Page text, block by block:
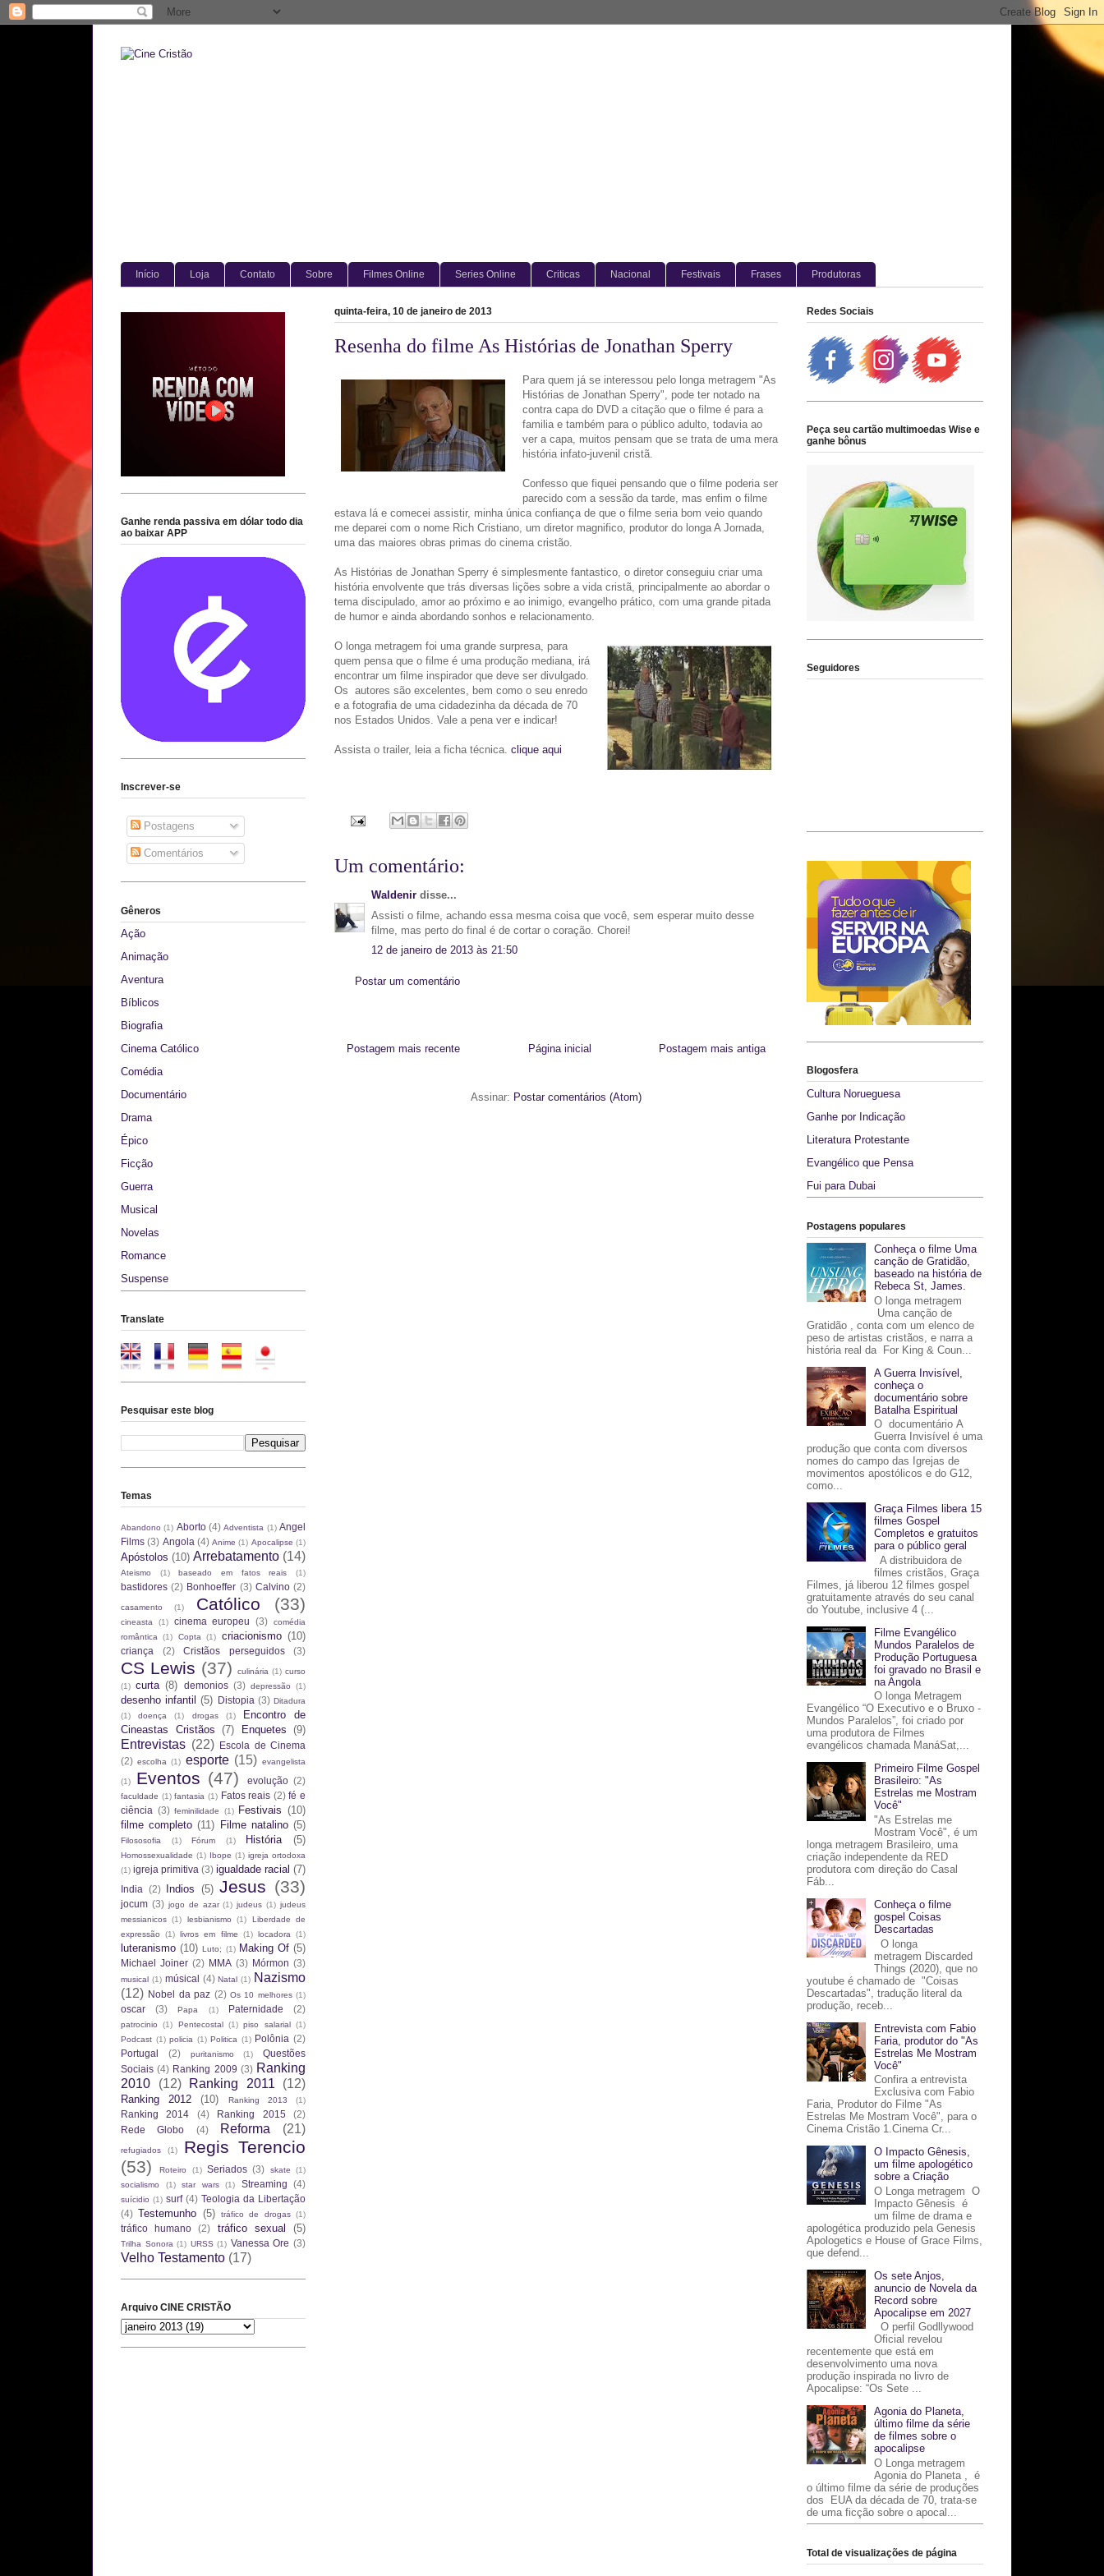
Início Loja Contato Sobre Filmes Online Series Online Criticas Nacional Festivais Frases Produtoras
quinta-feira, 10 de janeiro de 2013
Resenha do filme As Histórias de Jonathan Sperry
Para quem já se interessou pelo longa metragem "As
Histórias de Jonathan Sperry", pode ter notado na
contra capa do DVD a citação que o filme é para a
familia e também para o público adulto, todavia ao
ver a capa, muitos pensam que se trata de uma mera
história infato-juvenil cristã.
Confesso que fiquei pensando que o filme poderia ser
parecido com a sessão da tarde, mas enfim o filme
estava lá e comecei assistir, minha única confiança de que o filme seria bom veio quando
me deparei com o nome Rich Cristiano, um diretor magnifico, produtor do longa A Jornada,
uma das maiores obras primas do cinema cristão.
As Histórias de Jonathan Sperry é simplesmente fantastico, o diretor conseguiu criar uma
história envolvente que trás diversas lições sobre a vida cristã, principalmente ao abordar o
tema discipulado, amor ao próximo e ao inimigo, evangelho prático, com uma grande pitada
de humor e ainda abordando sonhos e relacionamento.
O longa metragem foi uma grande surpresa, para
quem pensa que o filme é uma produção mediana, irá
encontrar um filme inspirador que deve ser divulgado.
Os autores são excelentes, bem como o seu enredo
e a fotografia de uma cidadezinha da década de 70
nos Estados Unidos. Vale a pena ver e indicar!
Assista o trailer, leia a ficha técnica. clique aqui
Um comentário:
Waldenir disse...
Assisti o filme, achando essa mesma coisa que você, sem esperar muito desse
filme, mas perto do final é de cortar o coração. Chorei!
12 de janeiro de 2013 às 21:50
Postar um comentário
Postagem mais recente Postagem mais antiga
Página inicial
Assinar: Postar comentários (Atom)
Ganhe renda passiva em dólar todo dia
ao baixar APP
Inscrever-se
Postagens
Comentários
Gêneros
Ação
Animação
Aventura
Bíblicos
Biografia
Cinema Católico
Comédia
Documentário
Drama
Épico
Ficção
Guerra
Musical
Novelas
Romance
Suspense
Translate
Pesquisar este blog
Temas
Abandono (1) Aborto (4) Adventista (1) Angel
Films (3) Angola (4) Anime (1) Apocalipse (1)
Apóstolos (10) Arrebatamento (14)
Ateismo (1) baseado em fatos reais (1)
bastidores (2) Bonhoeffer (3) Calvino (2)
casamento (1) Católico (33)
cineasta (1) cinema europeu (3)
comédia
romântica (1) Copta (1) criacionismo (10)
criança (2) Cristãos perseguidos (3)
CS Lewis (37) culinária (1) curso
(1) curta (8) demonios (3) depressão (1)
desenho infantil (5) Distopia (3) Ditadura
(1)
doença (1) drogas (1)
Encontro de
Cineastas Cristãos (7) Enquetes (9)
Entrevistas (22)
Escola de Cinema
(2) escolha (1) esporte (15) evangelista
(1) Eventos (47) evolução (2)
faculdade (1) fantasia (1) Fatos reais (2) fé e
ciência (3) feminilidade (1) Festivais (10)
filme completo (11) Filme natalino (5)
Filososofia (1) Fórum (1) História (5)
Homossexualidade (1) Ibope (1) igreja ortodoxa
(1) igreja primitiva (3) igualdade racial (7)
India (2) Indios (5) Jesus (33)
jocum (3) jogo de azar (1) judeus (1) judeus
messianicos (1) lesbianismo (1)
Liberdade de
expressão
(1) livros em filme (1) locadora (1)
luteranismo (10) Luto; (1) Making Of (5)
Michael Joiner (2) MMA (3) Mórmon (3)
musical (1) músical (4) Natal (1) Nazismo
(12) Nobel da paz (2) Os 10 melhores (1)
oscar (3) Papa (1) Paternidade (2)
patrocinio (1) Pentecostal (1) piso salarial (1)
Podcast (1) policia (1) Politica (1) Polônia (2)
Portugal
(2) puritanismo (1)
Questões
Sociais (4) Ranking 2009 (3) Ranking
2010
(12) Ranking 2011 (12)
Ranking 2012 (10) Ranking 2013 (1)
Ranking 2014 (4) Ranking 2015
(2)
Rede Globo
(4) Reforma (21)
refugiados (1)
Regis Terencio
(53)
Roteiro (1) Seriados (3) skate
(1)
socialismo
(1) star wars (1) Streaming (4)
suícidio (1) surf (4) Teologia da Libertação
(4) Testemunho (5) tráfico de drogas (1)
tráfico humano (2) tráfico sexual (5)
Trilha Sonora (1) URSS (1) Vanessa Ore (3)
Velho Testamento (17)
Arquivo CINE CRISTÃO
Redes Sociais
Peça seu cartão multimoedas Wise e
ganhe bônus
Seguidores
Blogosfera
Cultura Norueguesa
Ganhe por Indicação
Literatura Protestante
Evangélico que Pensa
Fui para Dubai
Postagens populares
Conheça o filme Uma
canção de Gratidão,
baseado na história de
Rebeca St, James.
O longa metragem
Uma canção de
Gratidão , conta com um elenco de
peso de artistas cristãos, e narra a
história real da For King & Coun...
A Guerra Invisível,
conheça o
documentário sobre
Batalha Espiritual
O documentário A
Guerra Invisível é uma
produção que conta com diversos
nomes do campo das Igrejas de
movimentos apostólicos e do G12,
como...
Graça Filmes libera 15
filmes Gospel
Completos e gratuitos
para o público geral
A distribuidora de
filmes cristãos, Graça
Filmes, já liberou 12 filmes gospel
gratuitamente através do seu canal
do Youtube, inclusive 4 (...
Filme Evangélico
Mundos Paralelos de
Produção Portuguesa
foi gravado no Brasil e
na Angola
O longa Metragem
Evangélico “O Executivo e o Bruxo -
Mundos Paralelos”, foi criado por
uma produtora de Filmes
evangélicos chamada ManáSat,...
Primeiro Filme Gospel
Brasileiro: "As
Estrelas me Mostram
Você"
"As Estrelas me
Mostram Você", é um
longa metragem Brasileiro, uma
criação independente da RED
produtora com direção do Casal
Fáb...
Conheça o filme
gospel Coisas
Descartadas
O longa
metragem Discarded
Things (2020), que no
youtube é chamado de "Coisas
Descartadas", tradução literal da
produção, receb...
Entrevista com Fabio
Faria, produtor do "As
Estrelas Me Mostram
Você"
Confira a entrevista
Exclusiva com Fabio
Faria, Produtor do Filme "As
Estrelas Me Mostram Você", para o
Cinema Cristão 1.Cinema Cr...
O Impacto Gênesis,
um filme apologético
sobre a Criação
O Longa metragem O
Impacto Gênesis é
um filme de drama e
apologética produzido pela Genesis
Apologetics e House of Grace Films,
que defend...
Os sete Anjos,
anuncio de Novela da
Record sobre
Apocalipse em 2027
O perfil Godllywood
Oficial revelou
recentemente que está em
desenvolvimento uma nova
produção inspirada no livro de
Apocalipse: “Os Sete ...
Agonia do Planeta,
último filme da série
de filmes sobre o
apocalipse
O Longa metragem
Agonia do Planeta , é
o último filme da série de produções
dos EUA da década de 70, trata-se
de uma ficção sobre o apocal...
Total de visualizações de página